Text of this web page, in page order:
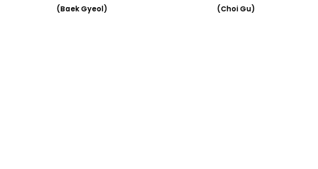
(Baek Gyeol) (Choi Gu)